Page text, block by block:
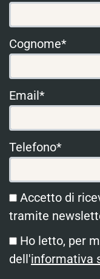
Cognome*
Email*
Telefono*
Accetto di
tramite
Ho letto, per
dell'informativa